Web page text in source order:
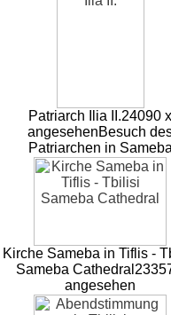
Patriarch Ilia II.24090 x
angesehenBesuch
Patriarchen in
Kirche Sameba in Tiflis -
Sameba Cathedral
angesehen